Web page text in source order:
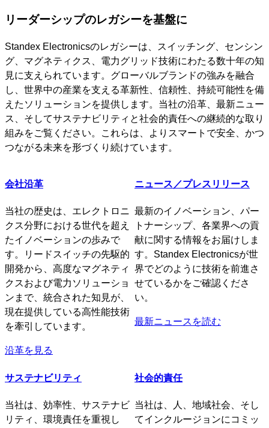
リーダーシップのレガシーを基盤に
Standex Electronicsのレガシーは、スイッチング、センシン
グ、マグネティクス、電力グリッド技術にわたる数十年の知
見に支えられています。グローバルブランドの強みを融合
し、世界中の産業を支える革新性、信頼性、持続可能性を備
えたソリューションを提供します。当社の沿革、最新ニュー
ス、そしてサステナビリティと社会的責任への継続的な取り
組みをご覧ください。これらは、よりスマートで安全、かつ
つながる未来を形づくり続けています。
会社沿革
当社の歴史は、エレクトロニ
クス分野における世代を超え
たイノベーションの歩みで
す。リードスイッチの先駆的
開発から、高度なマグネティ
クスおよび電力ソリューショ
ンまで、統合された知見が、
現在提供している高性能技術
を牽引しています。
沿革を見る
ニュース／プレスリリース
最新のイノベーション、パー
トナーシップ、各業界への貢
献に関する情報をお届けしま
す。Standex Electronicsが世
界でどのように技術を前進さ
せているかをご確認くださ
い。
最新ニュースを読む
サステナビリティ
当社は、効率性、サステナビ
リティ、環境責任を重視し
社会的責任
当社は、人、地域社会、そし
てインクルージョンにコミッ